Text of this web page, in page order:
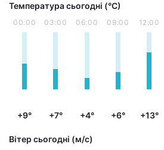
Температура сьогодні (°С)
00:00
+9°
03:00
+7°
06:00
+4°
09:00
+6°
12:00
+13°
Вітер сьогодні (м/с)